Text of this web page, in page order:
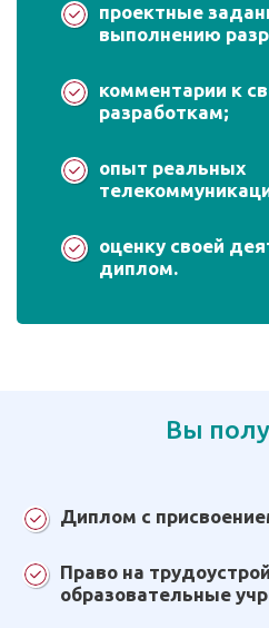
проектные
выполнению
комментарии к
разработкам;
опыт реальных
оценку своей
диплом.
Вы
Диплом с
Право на
образовательные